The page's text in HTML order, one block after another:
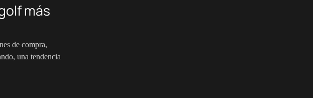
más
de compra,
una tendencia